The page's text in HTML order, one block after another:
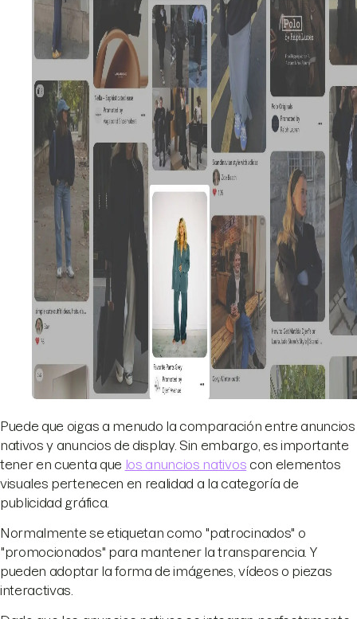
Puede que oigas a menudo la comparación entre anuncios
nativos y anuncios de display. Sin embargo, es importante
tener en cuenta que los anuncios nativos con elementos
visuales pertenecen en realidad a la categoría de
publicidad gráfica.
Normalmente se etiquetan como "patrocinados" o
"promocionados" para mantener la transparencia. Y
pueden adoptar la forma de imágenes, vídeos o piezas
interactivas.